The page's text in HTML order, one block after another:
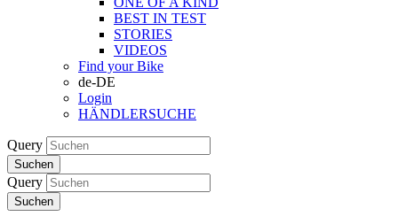
BEST IN TEST
STORIES
VIDEOS
Find your Bike
de-DE
Login
HÄNDLERSUCHE
Query
Suchen
Query
Suchen